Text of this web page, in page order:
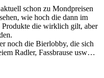
schon zu Mondpreisen
wie hoch die dann im
die wirklich gilt, aber
noch die Bierlobby, die sich
Radler, Fassbrause usw…